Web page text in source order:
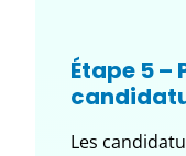
Étape 5 –
Les